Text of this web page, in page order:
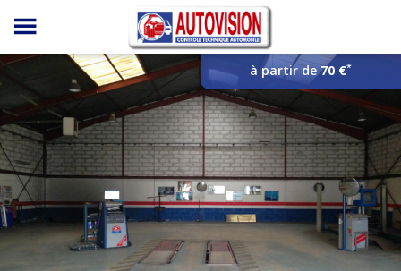
Panneau de gestion des cookies
à partir de70 €*